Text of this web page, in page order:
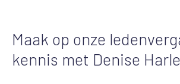
Maak op onze
kennis met Denise